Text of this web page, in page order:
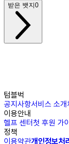
받은 뱃지0
텀블벅
공지사항서비스 소개
이용안내
헬프 센터첫 후원 가
정책
이용약관개인정보처